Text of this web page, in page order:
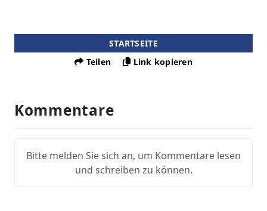
STARTSEITE
Teilen
Link kopieren
Kommentare
Bitte melden Sie sich an, um Kommentare lesen
und schreiben zu können.